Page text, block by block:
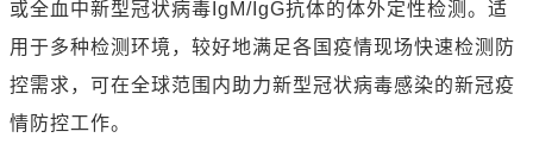
或全血中新型冠状病毒 IgM/IgG抗体的体外定性检测。适
用于多种检测环境，较好地满足各国疫情现场快速检测防
控需求，可在全球范围内助力新型冠状病毒感染的新冠疫
情防控工作。